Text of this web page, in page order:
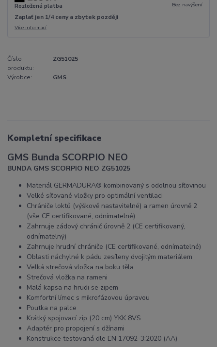
Rozložená platba Bez navýšení
Zaplať jen 1/4 ceny a zbytek později
Více informací
Číslo
produktu:
ZG51025
Výrobce: GMS
Kompletní specifikace
GMS Bunda SCORPIO NEO
BUNDA GMS SCORPIO NEO ZG51025
Materiál GERMADURA® kombinovaný s odolnou síťovinou
Velké síťované vložky pro optimální ventilaci
Chrániče loktů (výškově nastavitelné) a ramen úrovně 2
(vše CE certifikované, odnímatelné)
Zahrnuje zádový chránič úrovně 2 (CE certifikovaný,
odnímatelný)
Zahrnuje hrudní chrániče (CE certifikované, odnímatelné)
Oblasti náchylné k pádu zesíleny dvojitým materiálem
Velká strečová vložka na boku těla
Strečová vložka na rameni
Malá kapsa na hrudi se zipem
Komfortní límec s mikrofázovou úpravou
Poutka na palce
Krátký spojovací zip (20 cm) YKK 8VS
Adaptér pro propojení s džínami
Konstrukce testovaná dle EN 17092-3:2020 (AA)